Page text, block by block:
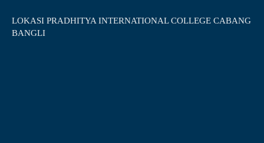
LOKASI PRADHITYA INTERNATIONAL COLLEGE CABANG
BANGLI